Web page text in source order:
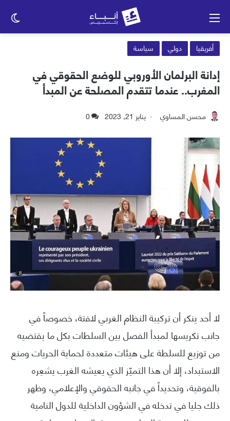
أفريقيا دولي سياسة
إدانة البرلمان الأوروبي للوضع الحقوقي في
المغرب.. عندما تتقدم المصلحة عن المبدأ
محسن المساوي يناير 21, 2023 0
لا أحد ينكر أن تركيبة النظام الغربي لافتة، خصوصاً في
جانب تكريسها لمبدأ الفصل بين السلطات بكل ما يقتضيه
من توزيع للسلطة على هيئات متعددة لحماية الحريات ومنع
الاستبداد، إلا أن هذا التميّز الذي يعيشه الغرب يشعِره
بالفوقية، وتحديداً في جانبه الحقوقي والإعلامي، وظهر
ذلك جليا في تدخله في الشؤون الداخلية للدول النامية